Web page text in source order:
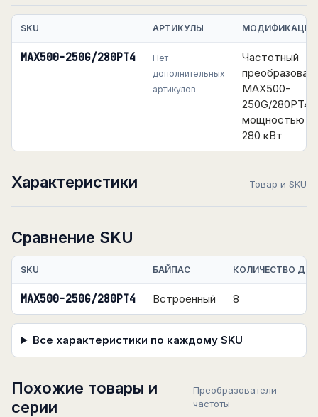
SKU АРТИКУЛЫ МОДИФИКАЦИЯ
MAX500-250G/280PT4
Нет
дополнительных
артикулов
Частотный
MAX500-
250G/280PT4
мощностью
280 кВт
Характеристики Товар и SKU
Сравнение SKU
SKU БАЙПАС КОЛИЧЕСТВО
MAX500-250G/280PT4 Встроенный 8
Все характеристики по каждому SKU
Похожие товары и
серии
Преобразователи
частоты